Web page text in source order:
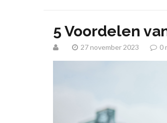
5 Voordelen
27 november 2023 0